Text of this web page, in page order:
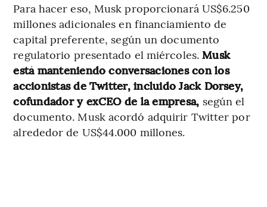
Para hacer eso, Musk proporcionará US$6.250
millones adicionales en financiamiento de
capital preferente, según un documento
regulatorio presentado el miércoles.Musk
está manteniendo conversaciones con los
accionistas de Twitter, incluido Jack Dorsey,
cofundador y exCEO de la empresa, según el
documento. Musk acordó adquirir Twitter por
alrededor de US$44.000 millones.